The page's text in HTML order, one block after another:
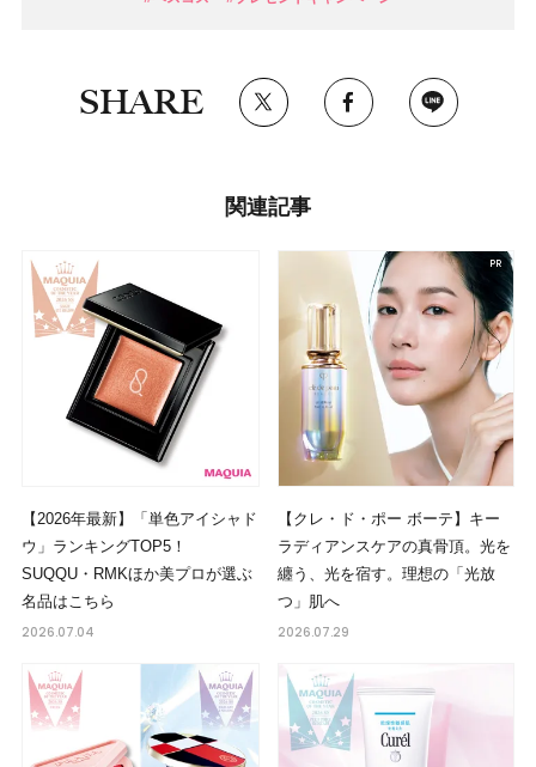
SHARE
関連記事
【2026年最新】「単色アイシャド
ウ」ランキングTOP5！
SUQQU・RMKほか美プロが選ぶ
名品はこちら
2026.07.04
【クレ・ド・ポー ボーテ】キー
ラディアンスケアの真骨頂。光を
纏う、光を宿す。理想の「光放
つ」肌へ
2026.07.29